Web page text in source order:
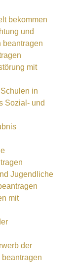
bekommen
und
beantragen
mit
in
Sozial- und
Jugendliche
mit
der